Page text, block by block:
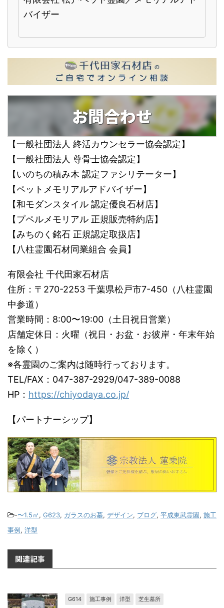
バイザー
お問合わせ
【一般社団法人 終活カウンセラー協会認定】
【一般社団法人 尊骨士協会認定】
【いのちの積み木 認定ファシリテーター】
【ペットメモリアルアドバイザー】
【和モダンスタイル 認定優良石材店】
【プペルメモリアル 正規販売特約店】
【みちのく銘石 正規認定取扱店】
【八柱霊園石材同業組合 会員】
有限会社 千代田家石材店
住所：〒270-2253 千葉県松戸市7-450（八柱霊園
中参道）
営業時間：8:00〜19:00（土日祝日営業）
店舗定休日：火曜（祝日・お盆・お彼岸・年末年始
を除く）
※各霊園のご案内は随時行っております。
TEL/FAX：047-387-2929/047-389-0088
HP： https://chiyodaya.co.jp/
【パートナーシップ】
-〜1.5㎡, G623, ガラスのお墓, デザイン, ブログ, 平成東武霊園, 施工
事例, 洋型
関連記事
G614 施工事例 洋型 芝生墓所